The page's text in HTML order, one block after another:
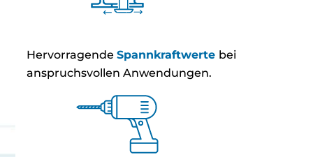
HervorragendeSpannkraftwerte bei
anspruchsvollen Anwendungen.